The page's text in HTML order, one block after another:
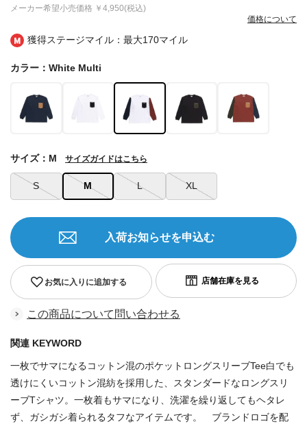
獲得ステージマイル：最大170マイル
メーカー希望小売価格 ￥4,950(税込)
価格について
カラー：White Multi
S M L XL
サイズ：M サイズガイドはこちら
お気に入りに追加する
入荷お知らせを申込む
この商品について問い合わせる
関連 KEYWORD
一枚でサマになるコットン混のポケットロングスリーブTee白でも
透けにくいコットン混紡を採用した、スタンダードなロングスリ
ーブTシャツ。一枚着もサマになり、洗濯を繰り返してもヘタレ
ず、ガシガシ着られるタフなアイテムです。 ブランドロゴを配